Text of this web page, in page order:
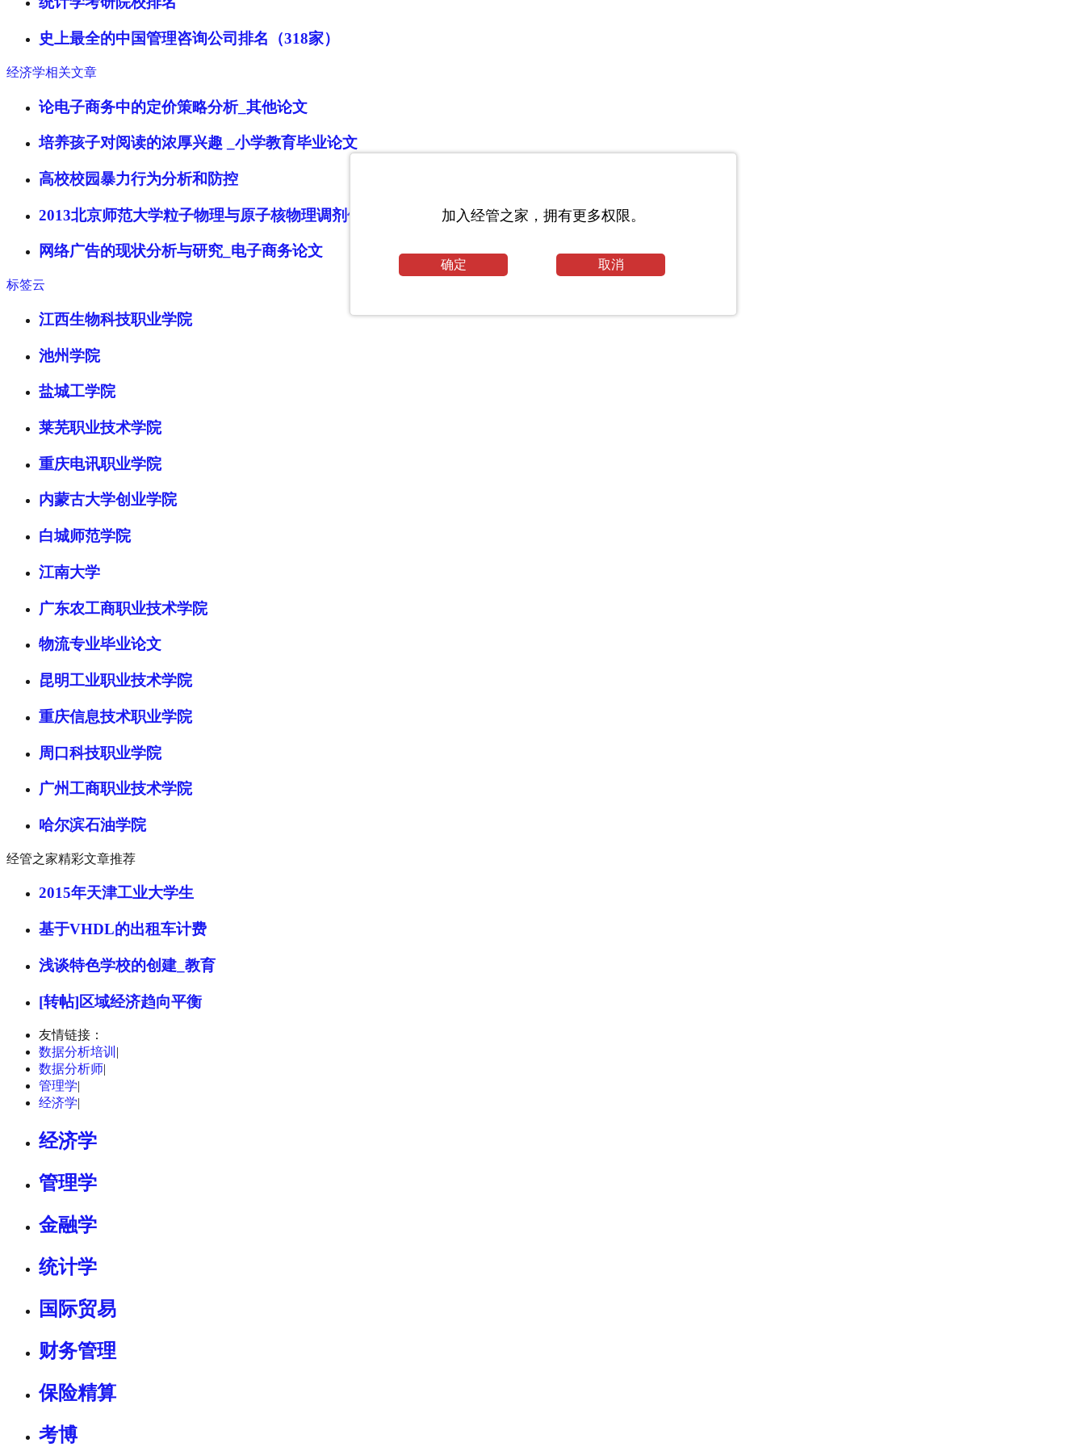
史上最全的中国管理咨询公司排名（318家）
经济学相关文章
论电子商务中的定价策略分析_其他论文
培养孩子对阅读的浓厚兴趣 _小学教育毕业论文
高校校园暴力行为分析和防控
2013北京师范大学粒子物理与原子核物理调剂信息_北京师范大学考研网
网络广告的现状分析与研究_电子商务论文
标签云
江西生物科技职业学院
池州学院
盐城工学院
莱芜职业技术学院
重庆电讯职业学院
内蒙古大学创业学院
白城师范学院
江南大学
广东农工商职业技术学院
物流专业毕业论文
昆明工业职业技术学院
重庆信息技术职业学院
周口科技职业学院
广州工商职业技术学院
哈尔滨石油学院
经管之家精彩文章推荐
2015年天津工业大学生
基于VHDL的出租车计费
浅谈特色学校的创建_教育
[转帖]区域经济趋向平衡
友情链接：
数据分析培训 |
数据分析师|
管理学|
经济学|
经济学
管理学
金融学
统计学
国际贸易
财务管理
保险精算
考博
加入经管之家，拥有更多权限。
确定 取消